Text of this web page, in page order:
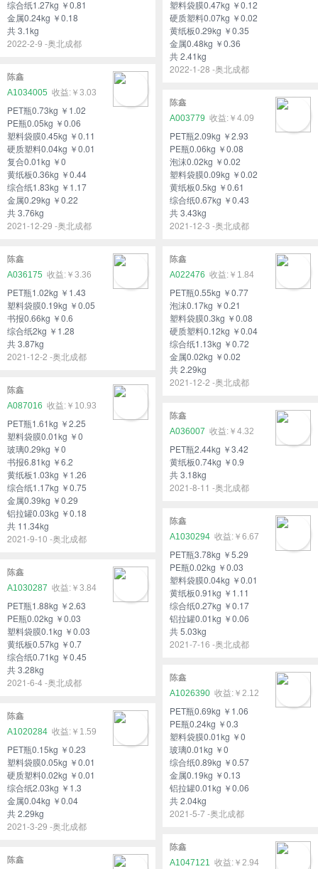
综合纸1.27kg ￥0.81
金属0.24kg ￥0.18
共 3.1kg
2022-2-9 -奥北成都
塑料袋膜0.47kg ￥0.12
硬质塑料0.07kg ￥0.02
黄纸板0.29kg ￥0.35
金属0.48kg ￥0.36
共 2.41kg
2022-1-28 -奥北成都
陈鑫
A1034005
￥3.03
PET瓶0.73kg ￥1.02
PE瓶0.05kg ￥0.06
塑料袋膜0.45kg ￥0.11
硬质塑料0.04kg ￥0.01
复合0.01kg ￥0
黄纸板0.36kg ￥0.44
综合纸1.83kg ￥1.17
金属0.29kg ￥0.22
共 3.76kg
2021-12-29 -奥北成都
陈鑫
A003779
￥4.09
PET瓶2.09kg ￥2.93
PE瓶0.06kg ￥0.08
泡沫0.02kg ￥0.02
塑料袋膜0.09kg ￥0.02
黄纸板0.5kg ￥0.61
综合纸0.67kg ￥0.43
共 3.43kg
2021-12-3 -奥北成都
陈鑫
A036175
￥3.36
PET瓶1.02kg ￥1.43
塑料袋膜0.19kg ￥0.05
书报0.66kg ￥0.6
综合纸2kg ￥1.28
共 3.87kg
2021-12-2 -奥北成都
陈鑫
A022476
￥1.84
PET瓶0.55kg ￥0.77
泡沫0.17kg ￥0.21
塑料袋膜0.3kg ￥0.08
硬质塑料0.12kg ￥0.04
综合纸1.13kg ￥0.72
金属0.02kg ￥0.02
共 2.29kg
2021-12-2 -奥北成都
陈鑫
A087016
￥10.93
PET瓶1.61kg ￥2.25
塑料袋膜0.01kg ￥0
玻璃0.29kg ￥0
书报6.81kg ￥6.2
黄纸板1.03kg ￥1.26
综合纸1.17kg ￥0.75
金属0.39kg ￥0.29
铝拉罐0.03kg ￥0.18
共 11.34kg
2021-9-10 -奥北成都
陈鑫
A036007
￥4.32
PET瓶2.44kg ￥3.42
黄纸板0.74kg ￥0.9
共 3.18kg
2021-8-11 -奥北成都
陈鑫
A1030294
￥6.67
PET瓶3.78kg ￥5.29
PE瓶0.02kg ￥0.03
塑料袋膜0.04kg ￥0.01
黄纸板0.91kg ￥1.11
综合纸0.27kg ￥0.17
铝拉罐0.01kg ￥0.06
共 5.03kg
2021-7-16 -奥北成都
陈鑫
A1030287
￥3.84
PET瓶1.88kg ￥2.63
PE瓶0.02kg ￥0.03
塑料袋膜0.1kg ￥0.03
黄纸板0.57kg ￥0.7
综合纸0.71kg ￥0.45
共 3.28kg
2021-6-4 -奥北成都
陈鑫
A1026390
￥2.12
PET瓶0.69kg ￥1.06
PE瓶0.24kg ￥0.3
塑料袋膜0.01kg ￥0
玻璃0.01kg ￥0
综合纸0.89kg ￥0.57
金属0.19kg ￥0.13
铝拉罐0.01kg ￥0.06
共 2.04kg
2021-5-7 -奥北成都
陈鑫
A1020284
￥1.59
PET瓶0.15kg ￥0.23
塑料袋膜0.05kg ￥0.01
硬质塑料0.02kg ￥0.01
综合纸2.03kg ￥1.3
金属0.04kg ￥0.04
共 2.29kg
2021-3-29 -奥北成都
陈鑫
A1047121
￥2.94
陈鑫